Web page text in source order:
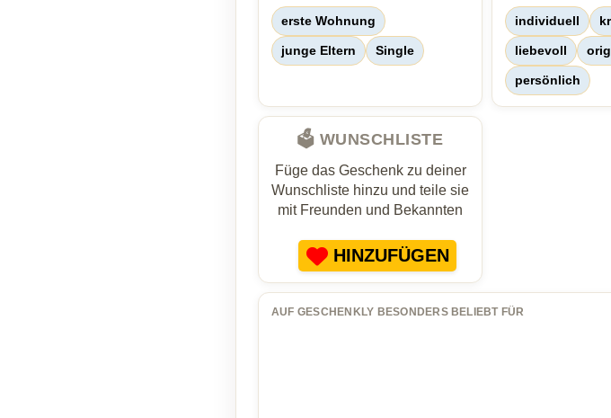
erste Wohnung
junge Eltern Single
individuell
liebevoll
persönlich
🗳️ WUNSCHLISTE
Füge das Geschenk zu deiner
Wunschliste hinzu und teile sie
mit Freunden und Bekannten
HINZUFÜGEN
AUF GESCHENKLY BESONDERS BELIEBT FÜR